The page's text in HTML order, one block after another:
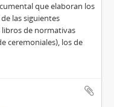
que elaboran los
las siguientes
de normativas
ceremoniales), los de